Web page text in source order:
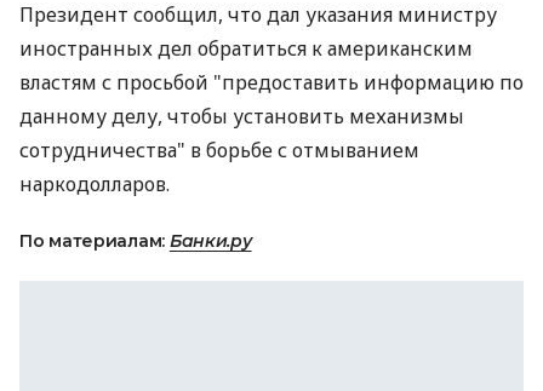
Президент сообщил, что дал указания министру
иностранных дел обратиться к американским
властям с просьбой "предоставить информацию по
данному делу, чтобы установить механизмы
сотрудничества" в борьбе с отмыванием
наркодолларов.
По материалам: Банки.ру